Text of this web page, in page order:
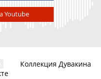
Youtube
Коллекция Дувакина